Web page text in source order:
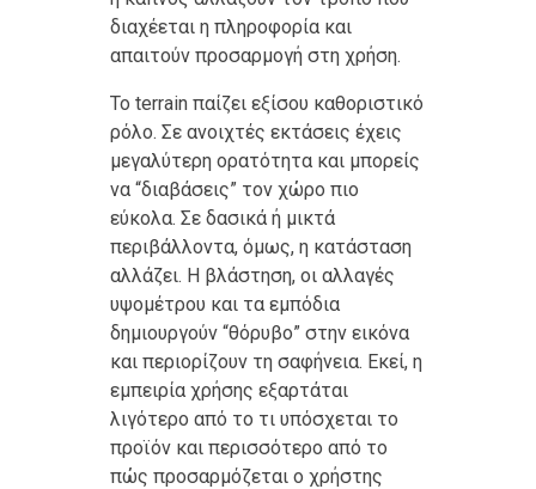
διαχέεται η πληροφορία και
απαιτούν προσαρμογή στη χρήση.
Το terrain παίζει εξίσου καθοριστικό
ρόλο. Σε ανοιχτές εκτάσεις έχεις
μεγαλύτερη ορατότητα και μπορείς
να “διαβάσεις” τον χώρο πιο
εύκολα. Σε δασικά ή μικτά
περιβάλλοντα, όμως, η κατάσταση
αλλάζει. Η βλάστηση, οι αλλαγές
υψομέτρου και τα εμπόδια
δημιουργούν “θόρυβο” στην εικόνα
και περιορίζουν τη σαφήνεια. Εκεί, η
εμπειρία χρήσης εξαρτάται
λιγότερο από το τι υπόσχεται το
προϊόν και περισσότερο από το
πώς προσαρμόζεται ο χρήστης